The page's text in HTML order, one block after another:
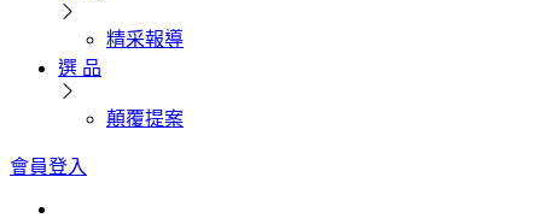
精采報導
選 品
顛覆提案
會員登入